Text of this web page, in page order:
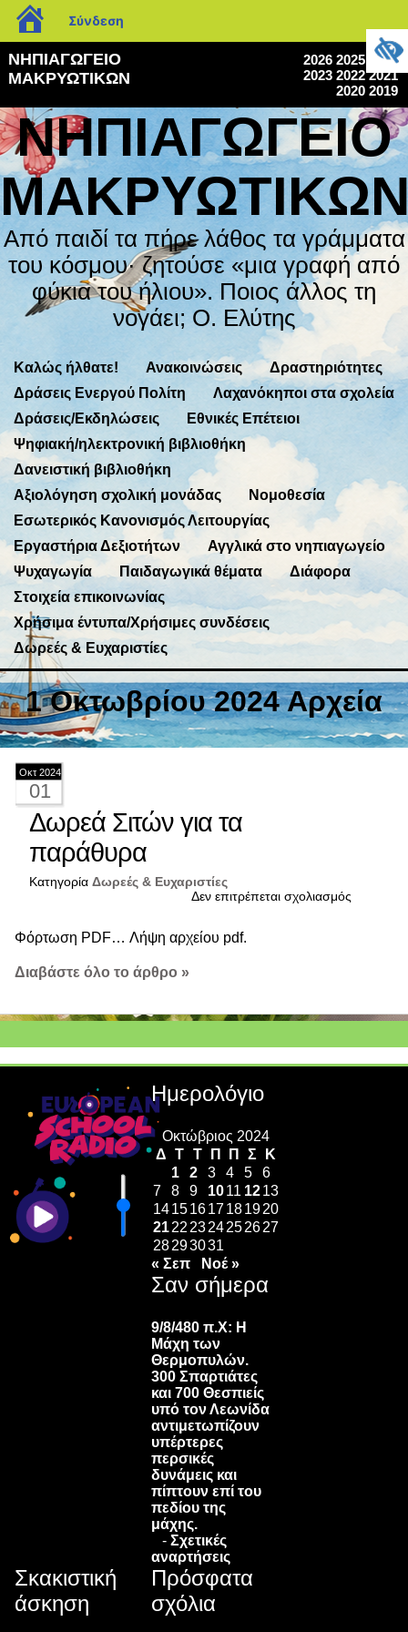
blogs.sch.gr
Σύνδεση
ΝΗΠΙΑΓΩΓΕΙΟ
ΜΑΚΡΥΩΤΙΚΩΝ
2026 2025
2024
2023 2022 2021
2020 2019
ΝΗΠΙΑΓΩΓΕΙΟ
Από παιδί τα πήρε λάθος τα γράμματα
του κόσμου· ζητούσε «μια γραφή από
φύκια του ήλιου». Ποιος άλλος τη
νογάει; Ο. Ελύτης
Καλώς ήλθατε! Ανακοινώσεις
Δραστηριότητες
Δράσεις Ενεργού Πολίτη
Λαχανόκηποι στα σχολεία
Δράσεις/Εκδηλώσεις
Εθνικές Επέτειοι
Ψηφιακή/ηλεκτρονική βιβλιοθήκη
Δανειστική βιβλιοθήκη
Αξιολόγηση σχολική μονάδας
Νομοθεσία
Εσωτερικός Κανονισμός Λειτουργίας
Εργαστήρια Δεξιοτήτων
Αγγλικά στο νηπιαγωγείο
Ψυχαγωγία
Παιδαγωγικά θέματα
Διάφορα
Στοιχεία επικοινωνίας
Χρήσιμα έντυπα/Χρήσιμες συνδέσεις
Δωρεές & Ευχαριστίες
1 Οκτωβρίου 2024 Αρχεία
Οκτ 2024
01
Δωρεά Σιτών για τα
παράθυρα
Κατηγορία Δωρεές & Ευχαριστίες
Δεν επιτρέπεται σχολιασμόςστο
Φόρτωση PDF… Λήψη αρχείου pdf.
Διαβάστε όλο το άρθρο »
Ημερολόγιο
Οκτώβριος 2024
Δ
Τ Τ Π Π Σ
Κ
1
2 3 4 5
6
7
8 9 1011 1213
14151617181920
2122 2324252627
28293031
« Σεπ
Νοέ »
Σαν σήμερα
9/8/480 π.Χ: Η
Μάχη των
Θερμοπυλών.
300 Σπαρτιάτες
και 700 Θεσπιείς
υπό τον Λεωνίδα
αντιμετωπίζουν
υπέρτερες
περσικές
δυνάμεις και
πίπτουν επί του
πεδίου της
μάχης.
-Σχετικές
αναρτήσεις
Σκακιστική
άσκηση
Πρόσφατα
σχόλια